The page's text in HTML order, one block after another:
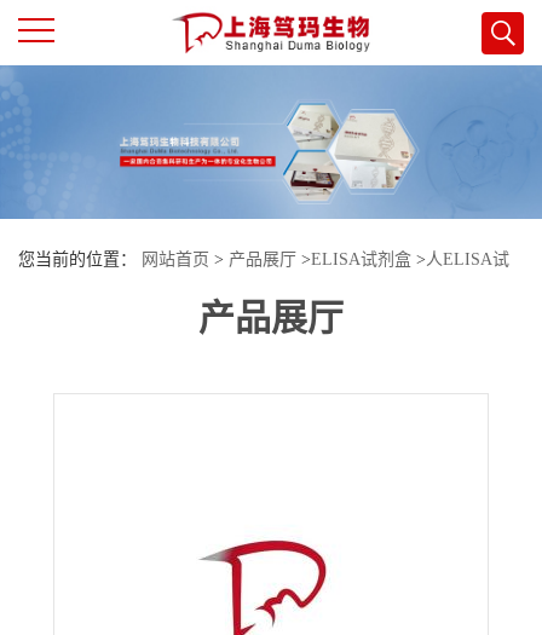
页
司
您当前的位置： 网站首页 > 产品展厅 >ELISA试剂盒 >人ELISA试
人防御素α5(DEFα5)酶联免疫试剂盒
产品展厅